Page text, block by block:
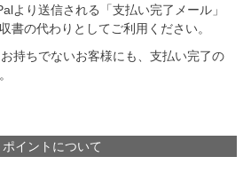
より送信される「支払い完了メール」
書の代わりとしてご利用ください。
持ちでないお客様にも、支払い完了の
ポイントについて